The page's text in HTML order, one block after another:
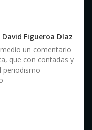
Figueroa Díaz
un comentario
que con contadas y
periodismo